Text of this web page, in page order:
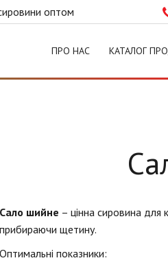
оптом
ПРО НАС КАТАЛОГ
Сало шийне – цінна сировина для
прибираючи щетину.
Оптимальні показники: